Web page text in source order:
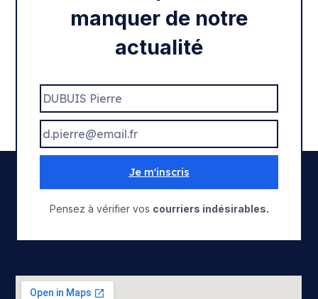
manquer de notre
actualité
Je m'inscris
Pensez à vérifier vos courriers indésirables.